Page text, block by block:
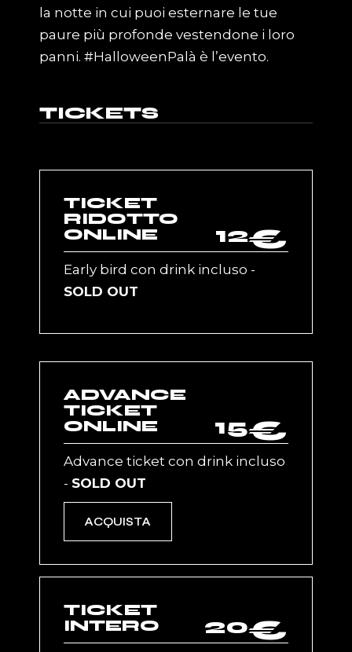
la notte in cui puoi esternare le tue
paure più profonde vestendone i loro
panni. #HalloweenPalà è l’evento.
TICKETS
TICKET
RIDOTTO
ONLINE
12€
Early bird con drink incluso -
SOLD OUT
ADVANCE
TICKET
ONLINE
15€
Advance ticket con drink incluso
- SOLD OUT
ACQUISTA
TICKET
INTERO
20€